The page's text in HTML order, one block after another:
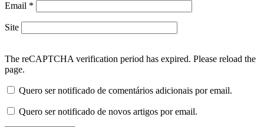
Email *
Site
The reCAPTCHA verification period has expired. Please reload the
page.
Quero ser notificado de comentários adicionais por email.
Quero ser notificado de novos artigos por email.